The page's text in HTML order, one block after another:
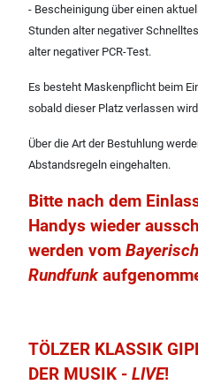
- Bescheinigung über einen
Stunden alter negativer
alter negativer PCR-Test.
Es besteht Maskenpflicht beim
sobald dieser Platz verlassen
Über die Art der Bestuhlung
Abstandsregeln eingehalten.
Bitte nach dem
Handys wieder
werden vom
Rundfunk
TÖLZER KLASSIK
DER MUSIK - LIVE!